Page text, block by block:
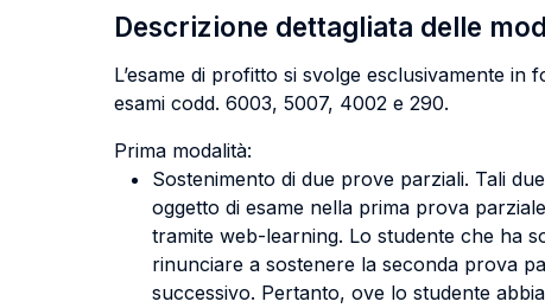
Descrizione dettagliata delle
L’esame di profitto si svolge esclusivamente
esami codd. 6003, 5007, 4002 e 290.
Prima modalità:
Sostenimento di due prove parziali. Tali
oggetto di esame nella prima prova
tramite web-learning. Lo studente che ha
rinunciare a sostenere la seconda prova
successivo. Pertanto, ove lo studente